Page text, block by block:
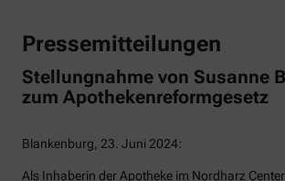
Pressemitteilungen
Stellungnahme von Susanne
zum Apothekenreformgesetz
Blankenburg, 23. Juni 2024:
Als Inhaberin der Apotheke im Nordharz